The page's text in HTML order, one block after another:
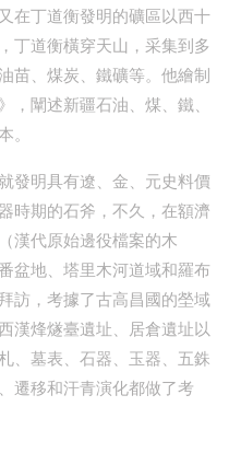
在丁道衡發明的礦區以西十
丁道衡橫穿天山，采集到多
苗、煤炭、鐵礦等。他繪制
，闡述新疆石油、煤、鐵、
。
發明具有遼、金、元史料價
時期的石斧，不久，在額濟
漢代原始邊役檔案的木
盆地、塔里木河道域和羅布
訪，考據了古高昌國的塋域
漢烽燧臺遺址、居倉遺址以
、墓表、石器、玉器、五銖
遷移和汗青演化都做了考